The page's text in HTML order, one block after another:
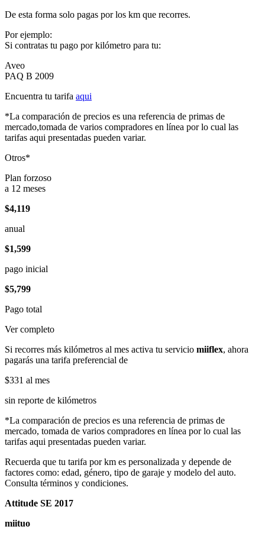
De esta forma solo pagas por los km que recorres.
Por ejemplo:
Si contratas tu pago por kilómetro para tu:
Aveo
PAQ B 2009
Encuentra tu tarifa aqui
*La comparación de precios es una referencia de primas de
mercado,tomada de varios compradores en línea por lo cual las
tarifas aqui presentadas pueden variar.
Otros*
Plan forzoso
a 12 meses
$4,119
anual
$1,599
pago inicial
$5,799
Pago total
Ver completo
Si recorres más kilómetros al mes activa tu servicio miiflex, ahora
pagarás una tarifa preferencial de
$331 al mes
sin reporte de kilómetros
*La comparación de precios es una referencia de primas de
mercado, tomada de varios compradores en línea por lo cual las
tarifas aqui presentadas pueden variar.
Recuerda que tu tarifa por km es personalizada y depende de
factores como: edad, género, tipo de garaje y modelo del auto.
Consulta términos y condiciones.
Attitude SE 2017
miituo